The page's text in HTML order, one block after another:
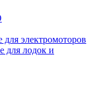
электромоторов
для лодок и